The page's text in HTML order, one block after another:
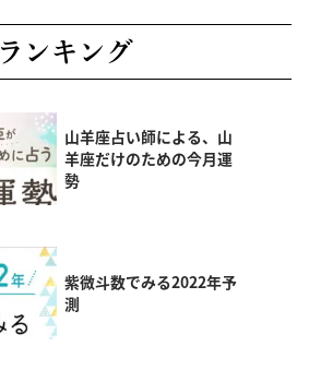
ランキング
山羊座占い師による、山
羊座だけのための今月運
勢
紫微斗数でみる2022年予
測